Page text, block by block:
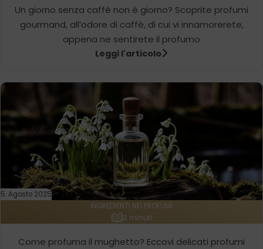
Un giorno senza caffè non è giorno? Scoprite profumi
gourmand, all’odore di caffè, di cui vi innamorerete,
appena ne sentirete il profumo
Leggi l'articolo
5. Agosto 2025
INGREDIENTI NEI PROFUMI
2 minuti
Come profuma il mughetto? Eccovi delicati profumi